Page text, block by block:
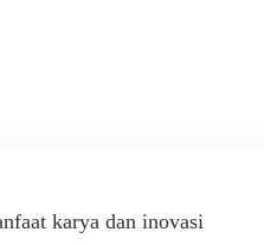
karya dan inovasi